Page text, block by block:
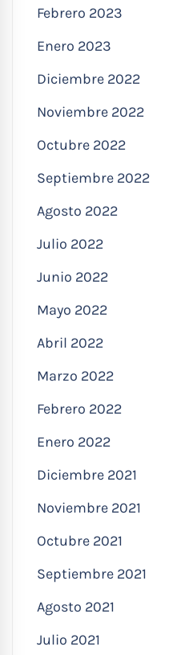
Febrero 2023
Enero 2023
Diciembre 2022
Noviembre 2022
Octubre 2022
Septiembre 2022
Agosto 2022
Julio 2022
Junio 2022
Mayo 2022
Abril 2022
Marzo 2022
Febrero 2022
Enero 2022
Diciembre 2021
Noviembre 2021
Octubre 2021
Septiembre 2021
Agosto 2021
Julio 2021